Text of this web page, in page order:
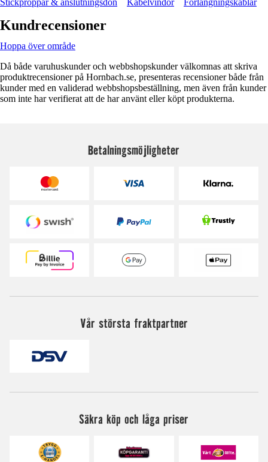
Stickproppar & anslutningsdon Kabelvindor Förlängningskablar
Kundrecensioner
Hoppa över område
Då både varuhuskunder och webbshopskunder välkomnas att skriva
produktrecensioner på Hornbach.se, presenteras recensioner både från
kunder med en validerad webbshopsbeställning, men även från kunder
som inte har verifierat att de har använt eller köpt produkterna.
Betalningsmöjligheter
Vår största fraktpartner
Säkra köp och låga priser